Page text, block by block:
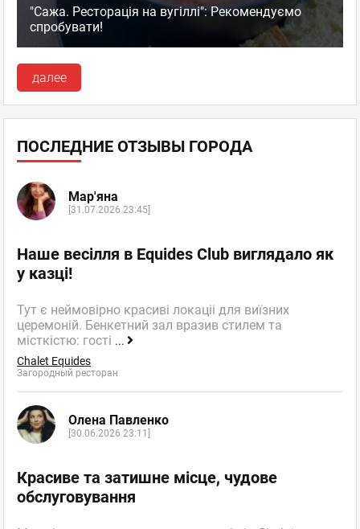
"Сажа. Ресторація на вугіллі": Рекомендуємо
спробувати!
далее
ПОСЛЕДНИЕ ОТЗЫВЫ ГОРОДА
Мар'яна
[31.07.2026 23:45]
Наше весілля в Equides Club виглядало як
у казці!
Тут є неймовірно красиві локаціі для виїзних
церемоній. Бенкетний зал вразив стилем та
місткістю: гості ...
Chalet Equides
Загородный ресторан
Олена Павленко
[30.06.2026 23:11]
Красиве та затишне місце, чудове
обслуговування